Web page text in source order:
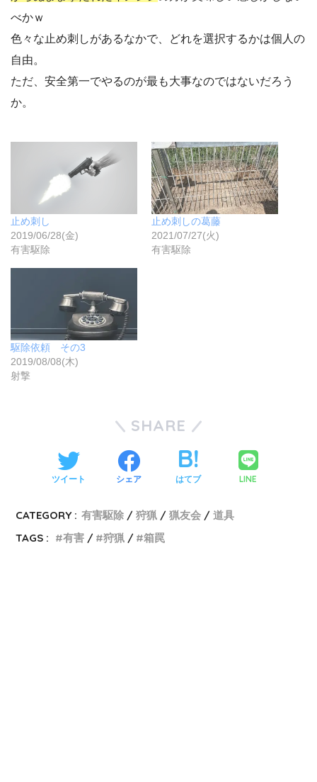
べかｗ
色々な止め刺しがあるなかで、どれを選択するかは個人の
自由。
ただ、安全第一でやるのが最も大事なのではないだろう
か。
止め刺し
2019/06/28(金)
有害駆除
止め刺しの葛藤
2021/07/27(火)
有害駆除
駆除依頼 その3
2019/08/08(木)
射撃
SHARE
ツイート シェア はてブ LINE
CATEGORY : 有害駆除 狩猟 猟友会
道具
TAGS :
有害 狩猟 箱罠